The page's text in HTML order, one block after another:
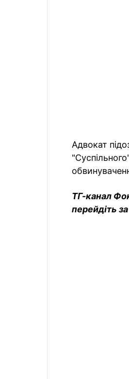
Адвокат
ТГ-канал
перейдіть